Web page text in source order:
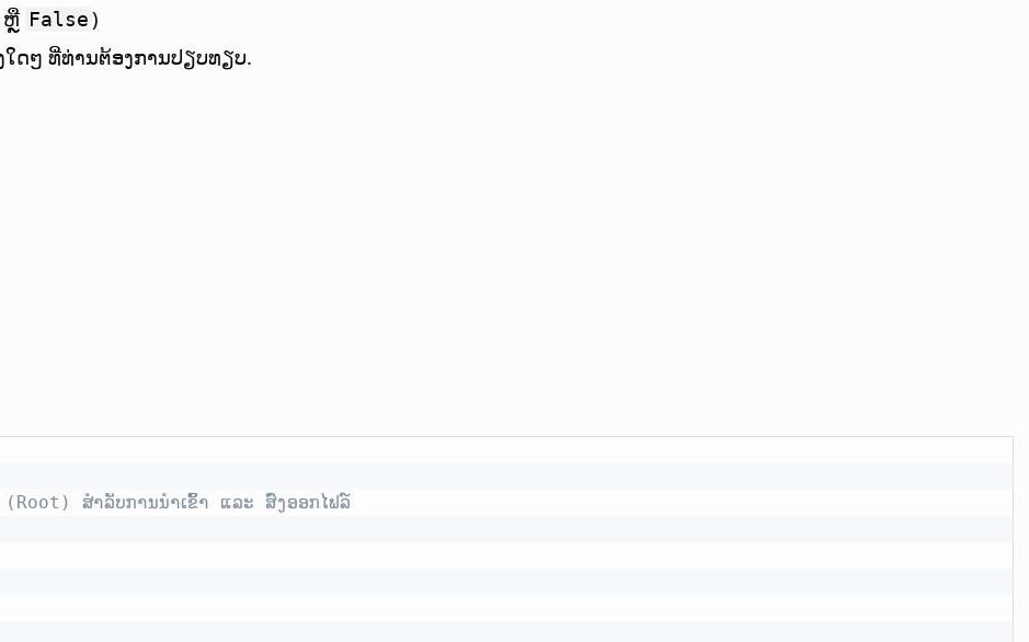
ຫຼື False)
ດໆ ທີ່ທ່ານຕ້ອງການປຽບທຽບ.
ສຳລັບການນຳເຂົ້າ ແລະ ສົ່ງອອກໄຟລ໌